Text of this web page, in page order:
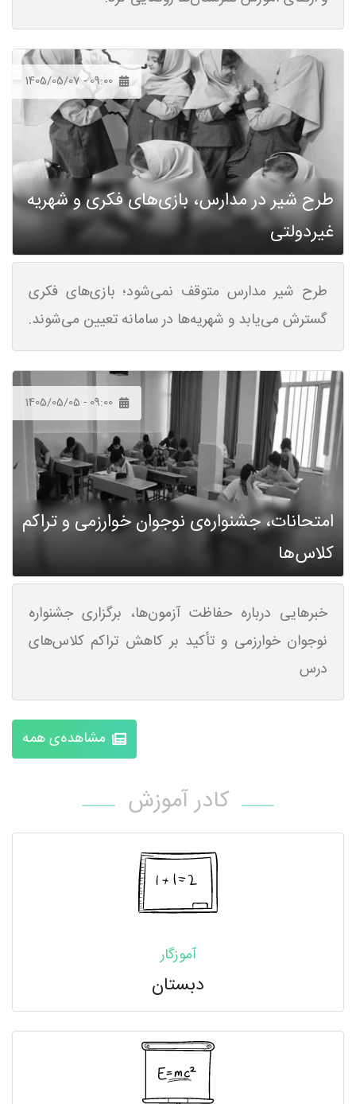
طرح شیر در مدارس، بازی‌های فکری و شهریه
غیردولتی
1405/05/07 - 09:00
طرح شیر مدارس متوقف نمی‌شود؛ بازی‌های فکری
گسترش می‌یابد و شهریه‌ها در سامانه تعیین می‌شوند.
امتحانات، جشنواره‌ی نوجوان خوارزمی و تراکم
کلاس‌ها
1405/05/05 - 09:00
خبرهایی درباره حفاظت آزمون‌ها، برگزاری جشنواره
نوجوان خوارزمی و تأکید بر کاهش تراکم کلاس‌های
درس
مشاهده‌ی همه
کادر آموزش
آموزگار
دبستان